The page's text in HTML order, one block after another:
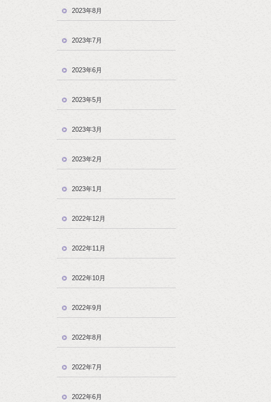
2023年8月
2023年7月
2023年6月
2023年5月
2023年3月
2023年2月
2023年1月
2022年12月
2022年11月
2022年10月
2022年9月
2022年8月
2022年7月
2022年6月